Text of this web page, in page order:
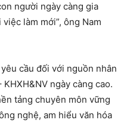
người ngày càng gia
làm mới”, ông Nam
cầu đối với nguồn nhân
ngày càng cao.
tảng chuyên môn vững
nghệ, am hiểu văn hóa